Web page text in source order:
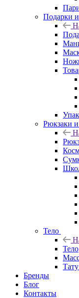
Подарки
Рюкзаки
Тело
Тело
Бренды
Блог
Контакты